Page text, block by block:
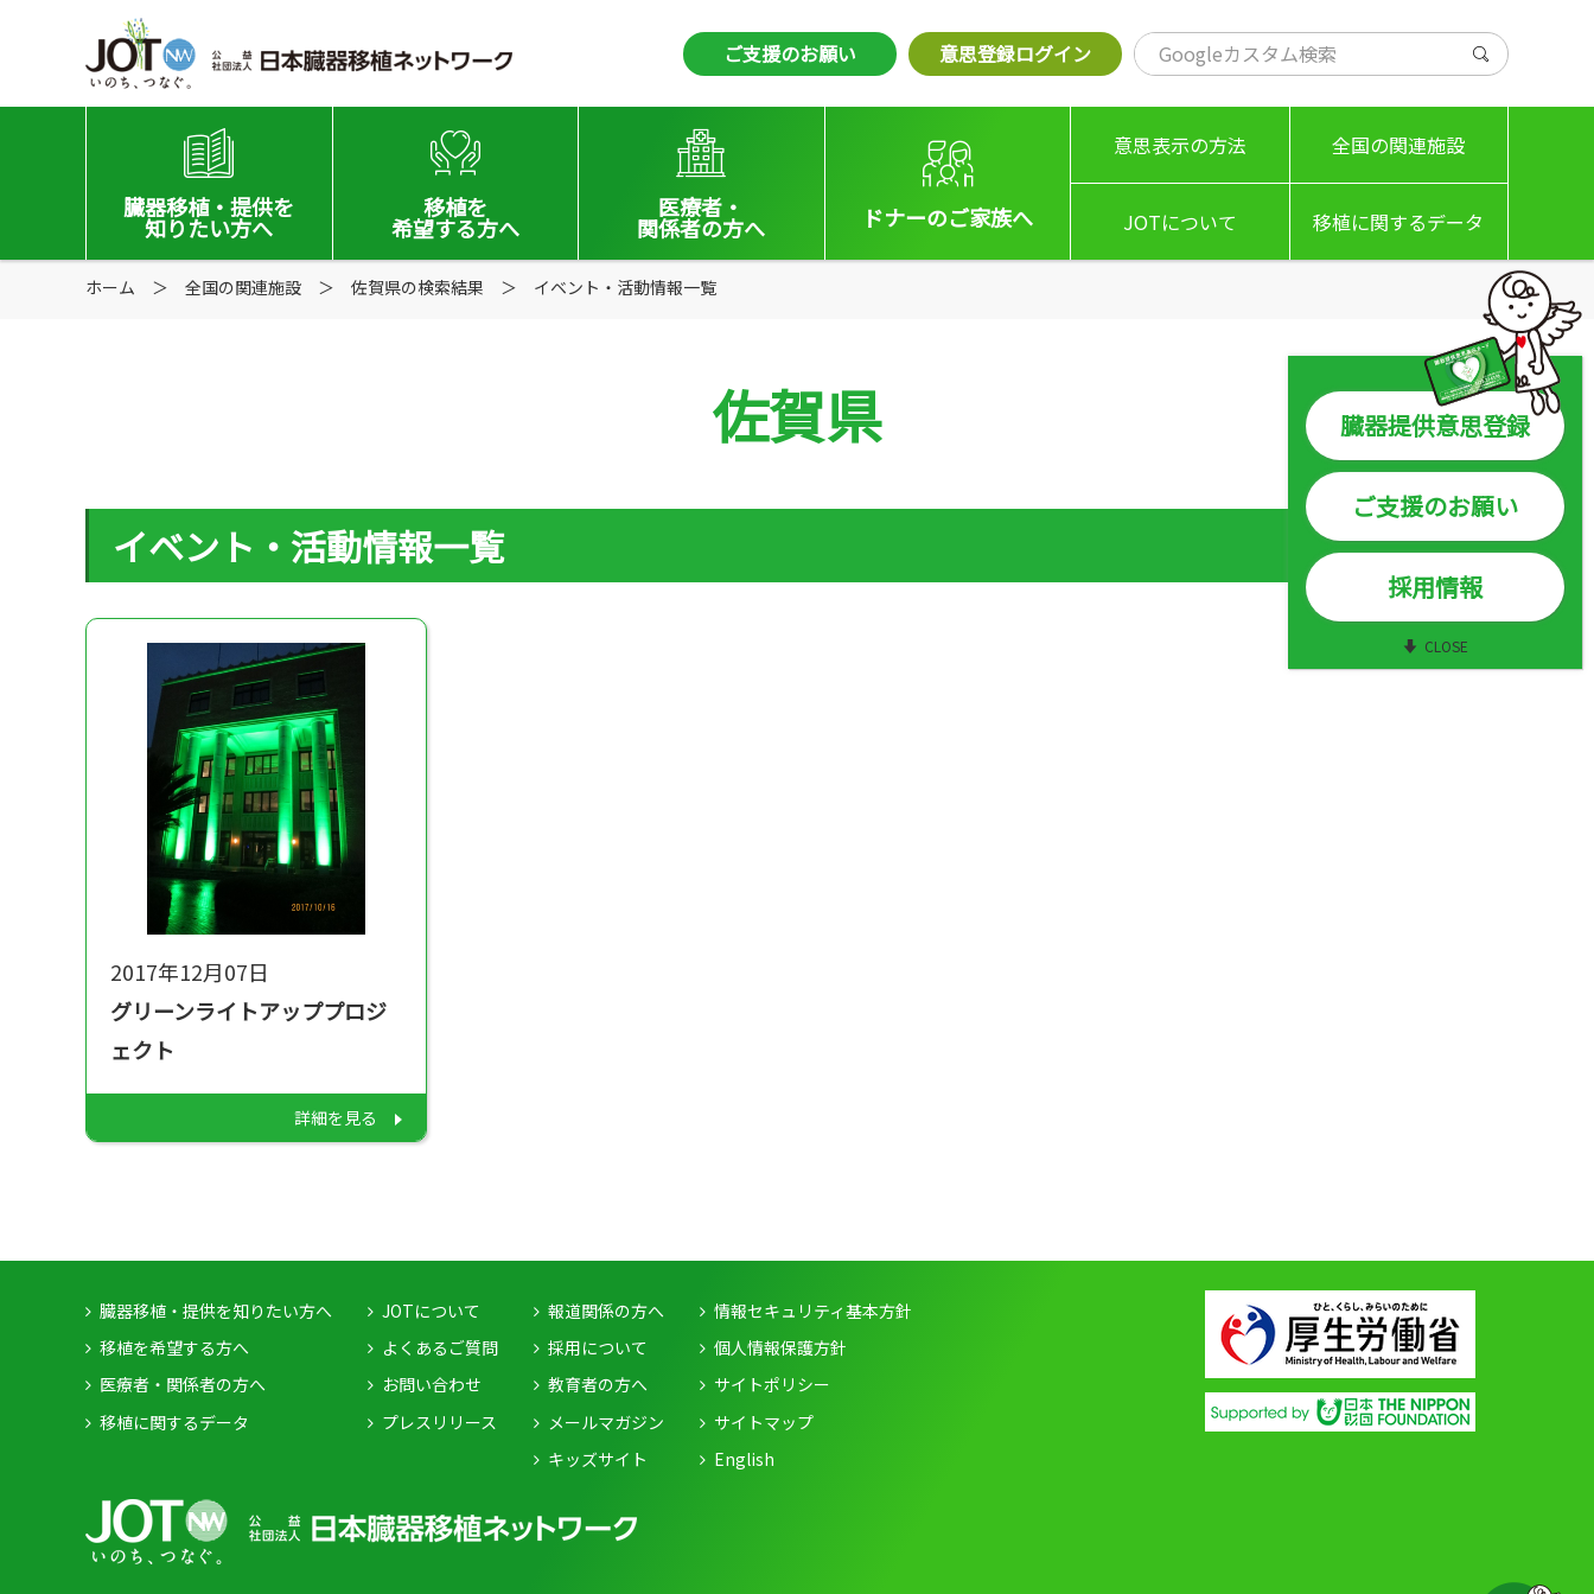
ご支援のお願い 意思登録ログイン
臓器移植・提供を
知りたい方へ
移植と提供とは
普及啓発グッズ
全国のイベント・活動情報
Green Ribbon Campaign
移植を
希望する方へ
移植希望登録をお考えの方へ
医療者・
関係者の方へ
医療者向けお知らせ
会員の皆さまへ
ドナーのご家族へ
意思表示の方法 全国の関連施設
JOTについて 移植に関するデータ
臓器提供数 / 移植数
脳死での臓器提供
移植施設の実績等
ニュースレター
臓器提供・移植データブック
ホーム 全国の関連施設 佐賀県の検索結果 イベント・活動情報一覧
佐賀県
イベント・活動情報一覧
2017年12月07日
グリーンライトアッププロジ
ェクト
詳細を見る
臓器提供意思登録
ご支援のお願い
採用情報
CLOSE
臓器移植・提供を知りたい方へ
移植を希望する方へ
医療者・関係者の方へ
移植に関するデータ
JOTについて
よくあるご質問
お問い合わせ
プレスリリース
報道関係の方へ
採用について
教育者の方へ
メールマガジン
キッズサイト
情報セキュリティ基本方針
個人情報保護方針
サイトポリシー
サイトマップ
English